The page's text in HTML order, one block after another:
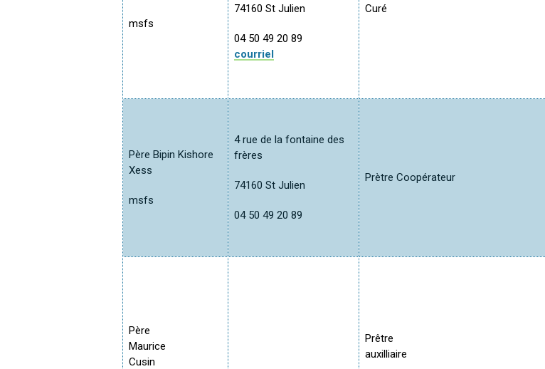
msfs
74160 St Julien
04 50 49 20 89
courriel
Curé
Père Bipin Kishore
Xess
msfs
4 rue de la fontaine des
frères
74160 St Julien
04 50 49 20 89
Prètre Coopérateur
Père
Maurice
Cusin
Prêtre
auxilliaire